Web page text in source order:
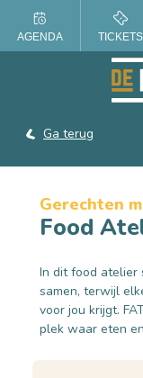
ZOMER IN DE
Ga terug
Gerechten
Food
In dit food atelier
samen, terwijl
voor jou krijgt.
plek waar eten
AGENDA TICKETS